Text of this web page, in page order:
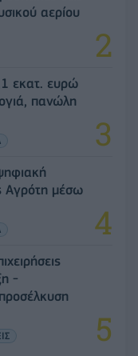
αερίου
εκατ. ευρώ
πανώλη
Αγρότη μέσω
-